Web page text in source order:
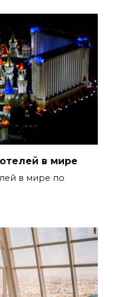
в мире
в мире по